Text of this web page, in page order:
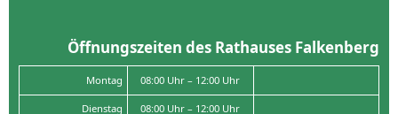
Öffnungszeiten des Rathauses Falkenberg
Montag 08:00 Uhr – 12:00 Uhr
Dienstag 08:00 Uhr – 12:00 Uhr